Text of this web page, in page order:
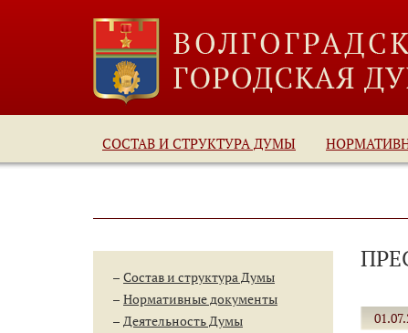
СОСТАВ И СТРУКТУРА ДУМЫ
Состав и структура Думы
Нормативные документы
Деятельность Думы